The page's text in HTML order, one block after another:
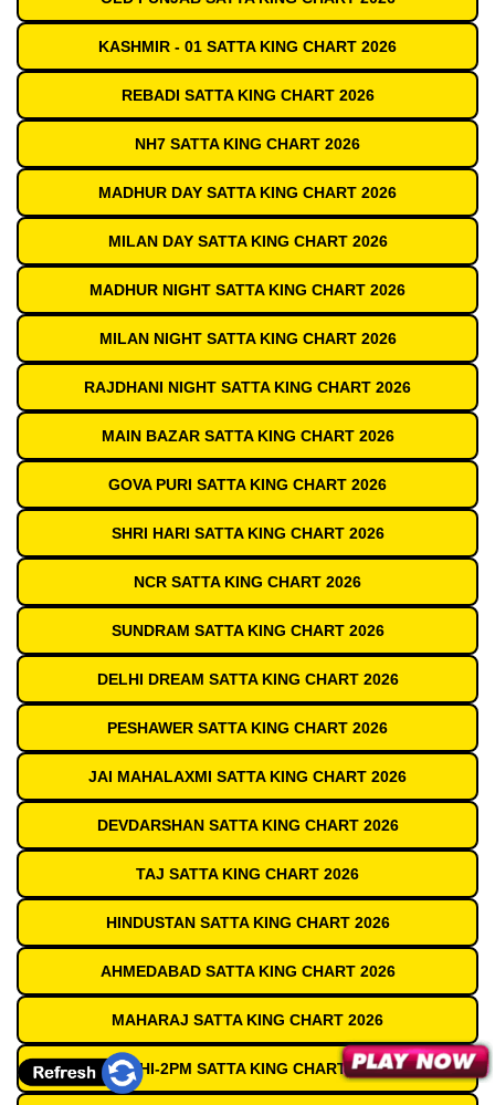
KASHMIR - 01 SATTA KING CHART 2026
REBADI SATTA KING CHART 2026
NH7 SATTA KING CHART 2026
MADHUR DAY SATTA KING CHART 2026
MILAN DAY SATTA KING CHART 2026
MADHUR NIGHT SATTA KING CHART 2026
MILAN NIGHT SATTA KING CHART 2026
RAJDHANI NIGHT SATTA KING CHART 2026
MAIN BAZAR SATTA KING CHART 2026
GOVA PURI SATTA KING CHART 2026
SHRI HARI SATTA KING CHART 2026
NCR SATTA KING CHART 2026
SUNDRAM SATTA KING CHART 2026
DELHI DREAM SATTA KING CHART 2026
PESHAWER SATTA KING CHART 2026
JAI MAHALAXMI SATTA KING CHART 2026
DEVDARSHAN SATTA KING CHART 2026
TAJ SATTA KING CHART 2026
HINDUSTAN SATTA KING CHART 2026
AHMEDABAD SATTA KING CHART 2026
MAHARAJ SATTA KING CHART 2026
DELHI-2PM SATTA KING CHART 2026